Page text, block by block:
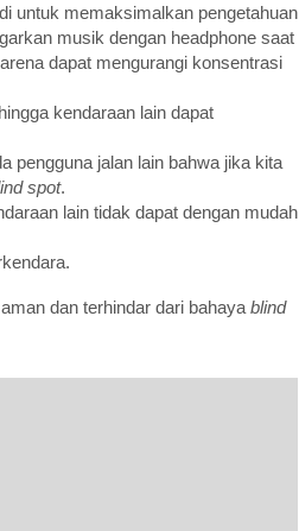
untuk memaksimalkan pengetahuan
musik dengan headphone saat
dapat mengurangi konsentrasi
kendaraan lain dapat
pengguna jalan lain bahwa jika kita
spot.
lain tidak dapat dengan mudah
dan terhindar dari bahaya blind